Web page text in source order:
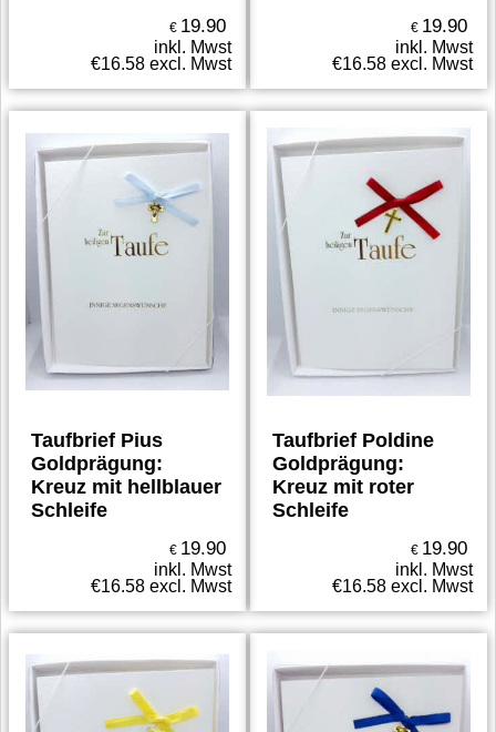
€ 19.90
inkl. Mwst
€16.58 excl. Mwst
€ 19.90
inkl. Mwst
€16.58 excl. Mwst
Taufbrief Pius
Goldprägung:
Kreuz mit hellblauer
Schleife
€ 19.90
inkl. Mwst
€16.58 excl. Mwst
Taufbrief Poldine
Goldprägung:
Kreuz mit roter
Schleife
€ 19.90
inkl. Mwst
€16.58 excl. Mwst